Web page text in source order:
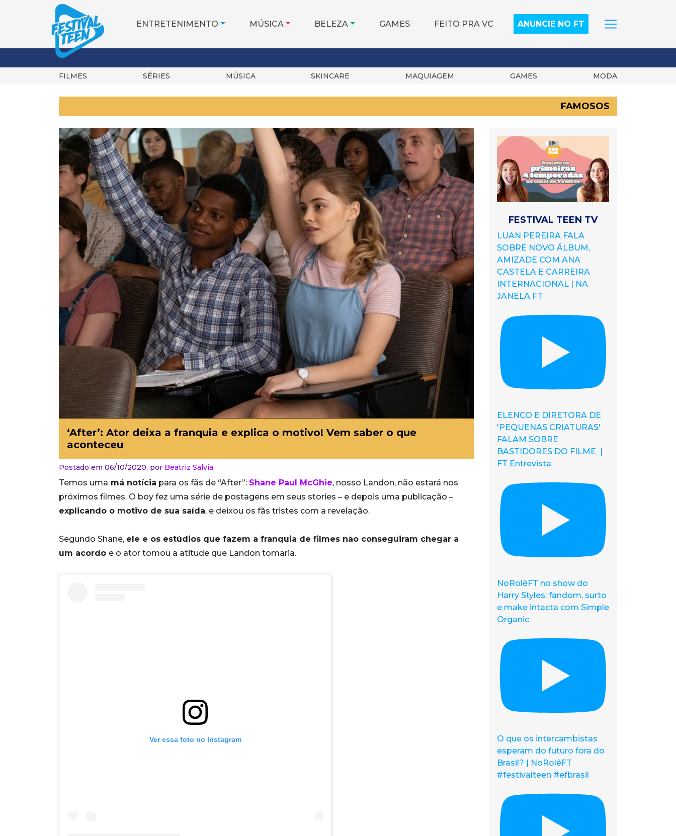
ENTRETENIMENTO MÚSICA BELEZA GAMES FEITO PRA VC ANUNCIE NO FT
FILMES SÉRIES MÚSICA SKINCARE MAQUIAGEM GAMES MODA
FAMOSOS
‘After’: Ator deixa a franquia e explica o motivo! Vem saber o que
aconteceu
Postado em 06/10/2020, por Beatriz Salvia
Temos uma má notícia para os fãs de “After”: Shane Paul McGhie, nosso Landon, não estará nos
próximos filmes. O boy fez uma série de postagens em seus stories – e depois uma publicação –
explicando o motivo de sua saída, e deixou os fãs tristes com a revelação.
Segundo Shane, ele e os estúdios que fazem a franquia de filmes não conseguiram chegar a
um acordo e o ator tomou a atitude que Landon tomaria.
Ver essa foto no Instagram
FESTIVAL TEEN TV
LUAN PEREIRA FALA
SOBRE NOVO ÁLBUM,
AMIZADE COM ANA
CASTELA E CARREIRA
INTERNACIONAL | NA
JANELA FT
ELENCO E DIRETORA DE
'PEQUENAS CRIATURAS'
FALAM SOBRE
BASTIDORES DO FILME |
FT Entrevista
NoRolêFT no show do
Harry Styles: fandom, surto
e make intacta com Simple
Organic
O que os intercambistas
esperam do futuro fora do
Brasil? | NoRolêFT
#festivalteen #efbrasil